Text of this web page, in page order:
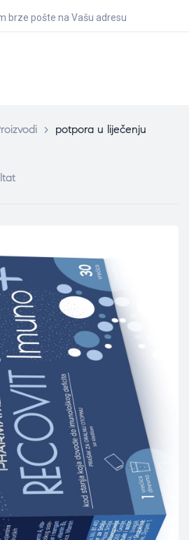
brze pošte na Vašu adresu
> potpora u liječenju